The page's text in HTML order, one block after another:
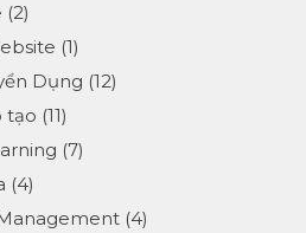
(2)
(1)
Dụng (12)
tạo (11)
(7)
(4)
(4)